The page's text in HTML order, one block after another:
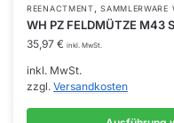
REENACTMENT,SAMMLERWARE
WH PZ FELDMÜTZE M43
35,97 € inkl. MwSt.
inkl. MwSt.
zzgl. Versandkosten
Dieses
Produkt
weist
mehrere
Varianten